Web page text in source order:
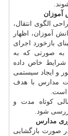
آموزان
الگوی انتقال،
آموزان، اظهار
بازخورد اجرای
به صورتی که به
شرایط خاص داده
و ایجاد سیستمی
مدارس با هدف
است.
کوتاه مدت و
شود.
مدارس
صورت بازگشایی